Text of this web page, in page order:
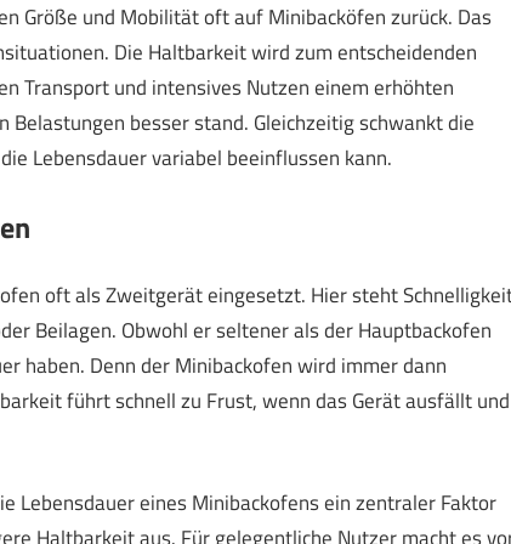
Größe und Mobilität oft auf Minibacköfen zurück. Das
Die Haltbarkeit wird zum entscheidenden
Transport und intensives Nutzen einem erhöhten
besser stand. Gleichzeitig schwankt die
Lebensdauer variabel beeinflussen kann.
oft als Zweitgerät eingesetzt. Hier steht
Beilagen. Obwohl er seltener als der Hauptbackofen
haben. Denn der Minibackofen wird immer dann
führt schnell zu Frust, wenn das Gerät ausfällt und
Lebensdauer eines Minibackofens ein zentraler Faktor
Haltbarkeit aus. Für gelegentliche Nutzer macht es